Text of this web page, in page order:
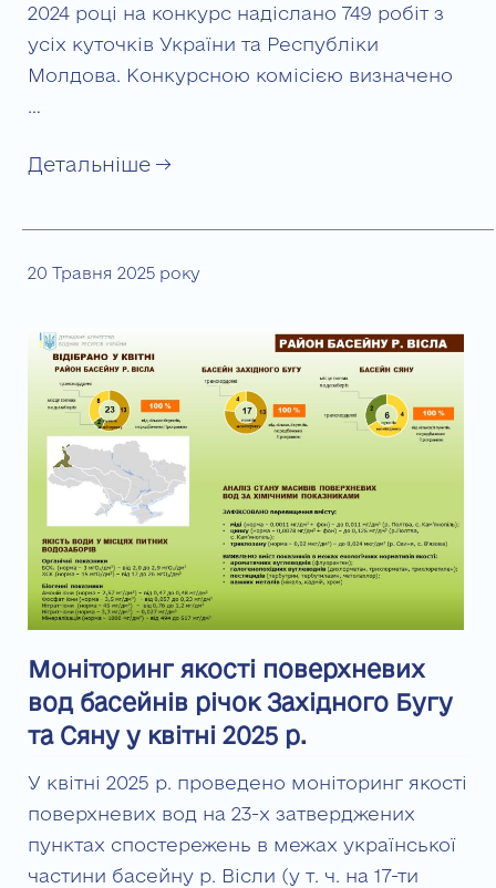
2024 році на конкурс надіслано 749 робіт з
усіх куточків України та Республіки
Молдова. Конкурсною комісією визначено
Детальніше →
20 Травня 2025 року
Моніторинг якості поверхневих
вод басейнів річок Західного Бугу
та Сяну у квітні 2025 р.
У квітні 2025 р. проведено моніторинг якості
поверхневих вод на 23-х затверджених
пунктах спостережень в межах української
частини басейну р. Вісли (у т. ч. на 17-ти